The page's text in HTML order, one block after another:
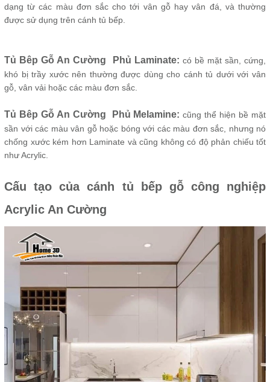
dạng từ các màu đơn sắc cho tới vân gỗ hay vân đá, và thường
được sử dụng trên cánh tủ bếp.
Tủ Bêp Gỗ An Cường Phủ Laminate: có bề mặt sần, cứng,
khó bị trầy xước nên thường được dùng cho cánh tủ dưới với vân
gỗ, vân vải hoặc các màu đơn sắc.
Tủ Bêp Gỗ An Cường Phủ Melamine: cũng thể hiện bề mặt
sần với các màu vân gỗ hoặc bóng với các màu đơn sắc, nhưng nó
chống xước kém hơn Laminate và cũng không có độ phản chiếu tốt
như Acrylic.
Cấu tạo của cánh tủ bếp gỗ công nghiệp
Acrylic An Cường